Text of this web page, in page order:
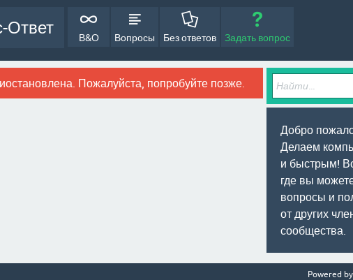
Ответ
В&О Вопросы Без ответов Задать вопрос
Пожалуйста, попробуйте позже.
Добро
Делаем
и быстрым!
где вы
вопросы и
от других
сообщества.
Powered by